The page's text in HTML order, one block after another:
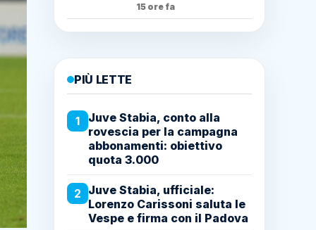
15 ore fa
PIÙ LETTE
1
Juve Stabia, conto alla
rovescia per la campagna
abbonamenti: obiettivo
quota 3.000
2 Juve Stabia, ufficiale:
Lorenzo Carissoni saluta le
Vespe e firma con il Padova